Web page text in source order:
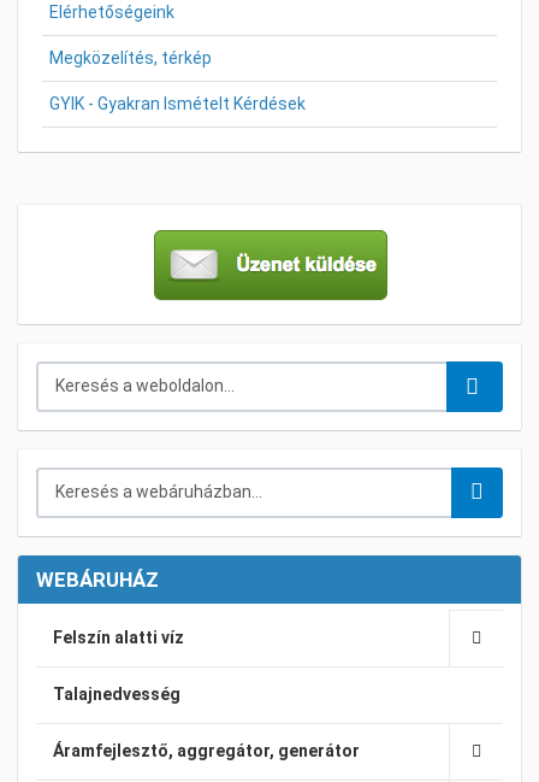
Elérhetőségeink
Megközelítés, térkép
GYIK - Gyakran Ismételt Kérdések
WEBÁRUHÁZ
Felszín alatti víz
Talajnedvesség
Áramfejlesztő, aggregátor, generátor